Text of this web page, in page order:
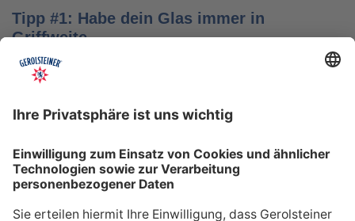
Tipp #1: Habe dein Glas immer in
Griffweite
Ob bei der Arbeit oder während der Freizeit: Wasser
nicht vergisst. Denke daran, auch unterwegs immer
etwas Wasser dabei zu haben. Kleine PET-Flaschen mit
hinnehmen.
Tipp #2: Trinke direkt nach dem Aufstehen